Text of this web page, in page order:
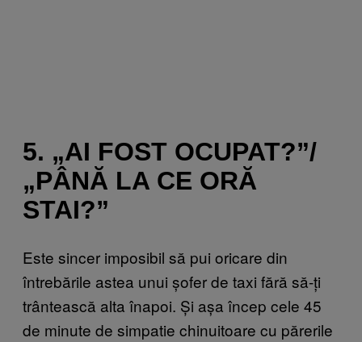
5. „AI FOST OCUPAT?”/
„PÂNĂ LA CE ORĂ
STAI?”
Este sincer imposibil să pui oricare din
întrebările astea unui șofer de taxi fără să-ți
trântească alta înapoi. Și așa încep cele 45
de minute de simpatie chinuitoare cu părerile